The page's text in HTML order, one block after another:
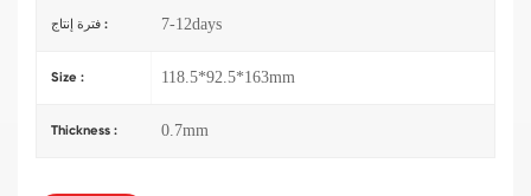
فترة إنتاج : 7-12days
Size : 118.5*92.5*163mm
Thickness : 0.7mm